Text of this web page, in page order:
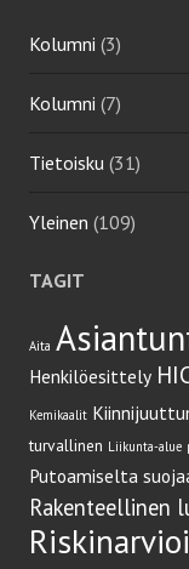
Kolumni (3)
Kolumni (7)
Tietoisku (31)
Yleinen (109)
TAGIT
Aita
Henkilöesittely
Kemikaalit
turvallinen Liikunta-alue
Putoamiselta
Rakenteellinen